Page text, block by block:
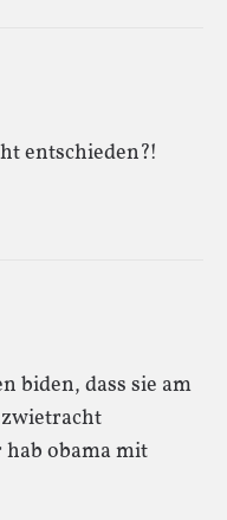
entschieden?!
biden, dass sie am
obama mit